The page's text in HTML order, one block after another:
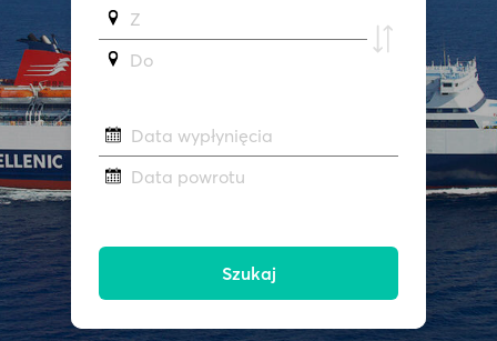
Z
Do
Data wypłynięcia
Data powrotu
Szukaj